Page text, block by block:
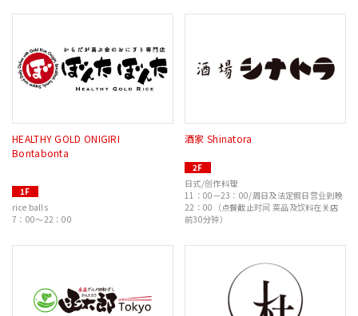
HEALTHY GOLD ONIGIRI
Bontabonta
1F
rice balls
7：00～22：00
酒家 Shinatora
2F
日式/创作料理
11：00—23：00/周日及法定假日营业到晚
22：00（点餐截止时间 菜品及饮料在关店
前30分钟）